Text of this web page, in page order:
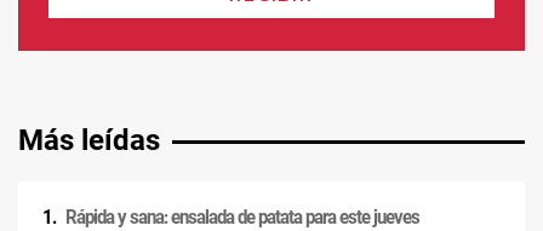
Más leídas
Rápida y sana: ensalada de patata para este jueves